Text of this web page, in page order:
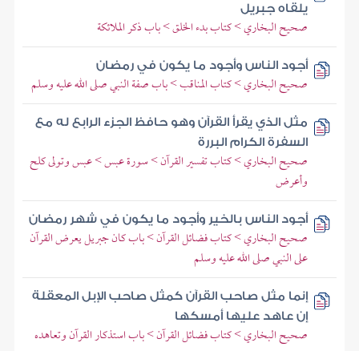
يلقاه جبريل
صحيح البخاري > كتاب بدء الخلق > باب ذكر الملائكة
أجود الناس وأجود ما يكون في رمضان
صحيح البخاري > كتاب المناقب > باب صفة النبي صلى الله عليه وسلم
مثل الذي يقرأ القرآن وهو حافظ الجزء الرابع له مع
السفرة الكرام البررة
صحيح البخاري > كتاب تفسير القرآن > سورة عبس > عبس وتولى كلح
وأعرض
أجود الناس بالخير وأجود ما يكون في شهر رمضان
صحيح البخاري > كتاب فضائل القرآن > باب كان جبريل يعرض القرآن
على النبي صلى الله عليه وسلم
إنما مثل صاحب القرآن كمثل صاحب الإبل المعقلة
إن عاهد عليها أمسكها
صحيح البخاري > كتاب فضائل القرآن > باب استذكار القرآن وتعاهده